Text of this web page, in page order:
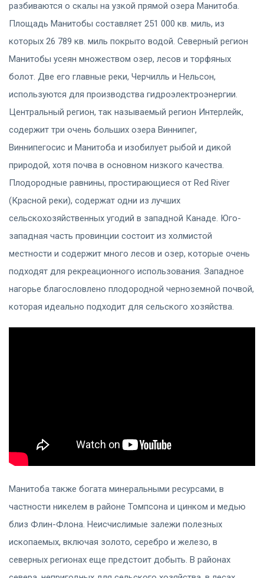
разбиваются о скалы на узкой прямой озера Манитоба.
Площадь Манитобы составляет 251 000 кв. миль, из
которых 26 789 кв. миль покрыто водой. Северный регион
Манитобы усеян множеством озер, лесов и торфяных
болот. Две его главные реки, Черчилль и Нельсон,
используются для производства гидроэлектроэнергии.
Центральный регион, так называемый регион Интерлейк,
содержит три очень больших озера Виннипег,
Виннипегосис и Манитоба и изобилует рыбой и дикой
природой, хотя почва в основном низкого качества.
Плодородные равнины, простирающиеся от Red River
(Красной реки), содержат одни из лучших
сельскохозяйственных угодий в западной Канаде. Юго-
западная часть провинции состоит из холмистой
местности и содержит много лесов и озер, которые очень
подходят для рекреационного использования. Западное
нагорье благословлено плодородной черноземной почвой,
которая идеально подходит для сельского хозяйства.
Манитоба также богата минеральными ресурсами, в
частности никелем в районе Томпсона и цинком и медью
близ Флин-Флона. Неисчислимые залежи полезных
ископаемых, включая золото, серебро и железо, в
северных регионах еще предстоит добыть. В районах